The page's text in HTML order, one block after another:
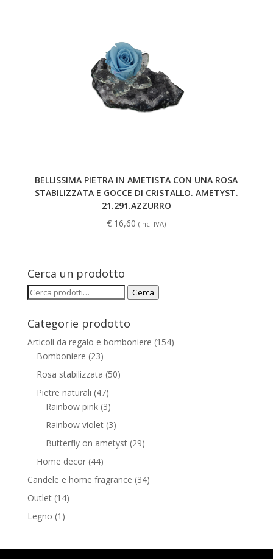
BELLISSIMA PIETRA IN AMETISTA CON UNA ROSA
STABILIZZATA E GOCCE DI CRISTALLO. AMETYST.
21.291.AZZURRO
€ 16,60 (Inc. IVA)
Cerca un prodotto
Cerca: Cerca
Categorie prodotto
Articoli da regalo e bomboniere (154)
Bomboniere (23)
Rosa stabilizzata (50)
Pietre naturali (47)
Rainbow pink (3)
Rainbow violet (3)
Butterfly on ametyst (29)
Home decor (44)
Candele e home fragrance (34)
Outlet (14)
Legno (1)